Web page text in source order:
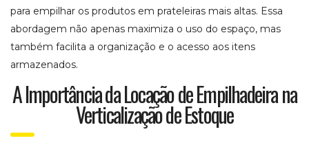
para empilhar os produtos em prateleiras mais altas. Essa
abordagem não apenas maximiza o uso do espaço, mas
também facilita a organização e o acesso aos itens
armazenados.
A Importância da Locação de Empilhadeira na
Verticalização de Estoque